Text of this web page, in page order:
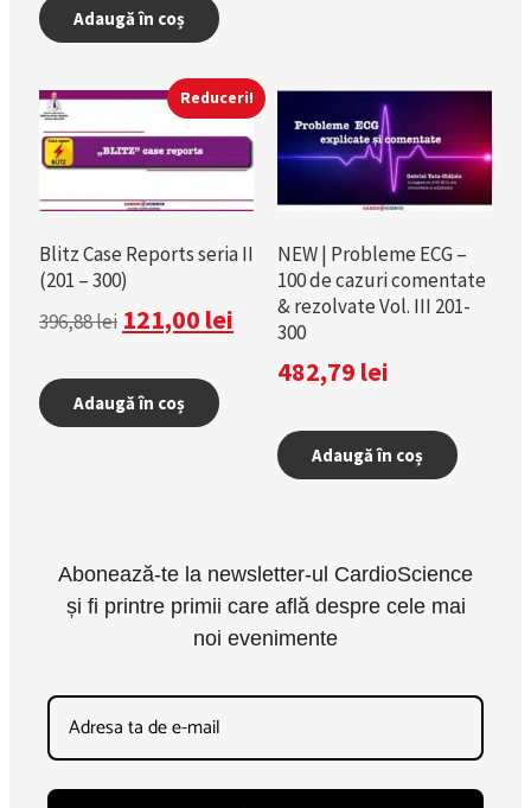
Adaugă în coș
Reduceri!
Blitz Case Reports seria II
(201 – 300)
396,88lei 121,00 lei
Adaugă în coș
NEW | Probleme ECG –
100 de cazuri comentate
& rezolvate Vol. III 201-
300
482,79 lei
Adaugă în coș
Abonează-te la newsletter-ul CardioScience
și fi printre primii care află despre cele mai
noi evenimente